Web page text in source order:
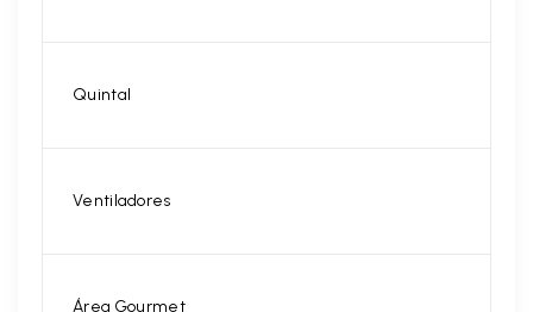
Quintal
Ventiladores
Área Gourmet